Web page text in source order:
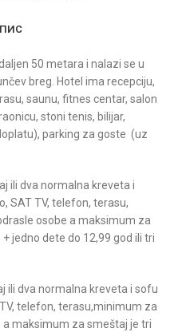
50 metara i nalazi se u
breg. Hotel ima recepciju,
saunu, fitnes centar, salon
stoni tenis, bilijar,
parking za goste (uz
ili dva normalna kreveta i
SAT TV, telefon, terasu,
osobe a maksimum za
jedno dete do 12,99 god ili tri
ili dva normalna kreveta i sofu
telefon, terasu,minimum za
maksimum za smeštaj je tri